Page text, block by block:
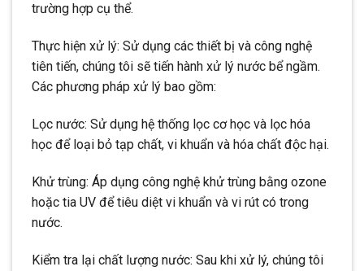
trường hợp cụ thể.
Thực hiện xử lý: Sử dụng các thiết bị và công nghệ
tiên tiến, chúng tôi sẽ tiến hành xử lý nước bể ngầm.
Các phương pháp xử lý bao gồm:
Lọc nước: Sử dụng hệ thống lọc cơ học và lọc hóa
học để loại bỏ tạp chất, vi khuẩn và hóa chất độc hại.
Khử trùng: Áp dụng công nghệ khử trùng bằng ozone
hoặc tia UV để tiêu diệt vi khuẩn và vi rút có trong
nước.
Kiểm tra lại chất lượng nước: Sau khi xử lý, chúng tôi